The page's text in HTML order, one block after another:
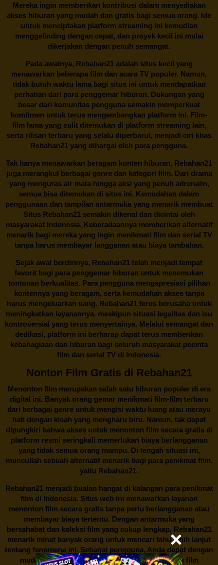
Mereka ingin memberikan kontribusi dalam menyediakan
akses hiburan yang mudah dan gratis bagi semua orang. Ide
untuk menciptakan platform streaming ini kemudian
menggelinding dengan cepat, dan proyek kecil ini mulai
dikerjakan dengan penuh semangat.
Pada awalnya, Rebahan21 adalah situs kecil yang
menawarkan beberapa film dan acara TV populer. Namun,
tidak butuh waktu lama bagi situs ini untuk mendapatkan
perhatian dari para penggemar hiburan. Dukungan yang
besar dari komunitas pengguna semakin memperkuat
komitmen untuk terus mengembangkan platform ini. Film-
film lama yang sulit ditemukan di platform streaming lain,
serta rilisan terbaru yang selalu diperbarui, menjadi ciri khas
Rebahan21 yang dihargai oleh para pengguna.
Tak hanya menawarkan beragam konten hiburan, Rebahan21
juga merangkul berbagai genre dan kategori film. Dari drama
yang menguras air mata hingga aksi yang penuh adrenalin,
semua bisa ditemukan di situs ini. Kemudahan dalam
penggunaan dan tampilan antarmuka yang menarik membuat
Situs Rebahan21semakin dikenal dan dicintai oleh
masyarakat Indonesia. Keberadaannya memberikan alternatif
menarik bagi mereka yang ingin menikmati film dan serial TV
tanpa harus membayar langganan atau biaya tambahan.
Sejak awal berdirinya, Rebahan21 telah menjadi tempat
favorit bagi para penggemar hiburan untuk menemukan
tontonan berkualitas. Para pengguna mengapresiasi pilihan
kontennya yang beragam, serta kemudahan akses tanpa
harus mengeluarkan uang. Rebahan21terus berusaha untuk
meningkatkan layanannya, meskipun situasi legalitas dan isu
kontroversial yang terus menyertainya. Melalui semangat dan
dedikasi, platform ini berharap dapat terus memberikan
kebahagiaan dan hiburan bagi seluruh masyarakat pecinta
film dan serial TV di Indonesia.
Nonton Film Gratis di Rebahan21
Menonton film merupakan salah satu hiburan populer di era
digital ini. Banyak orang gemar menikmati film-film terbaru
dari berbagai genre untuk mengisi waktu luang atau merayu
hati dengan kisah yang mengharu biru. Namun, tak dapat
dipungkiri bahwa akses untuk menonton film secara gratis di
platform resmi seringkali memerlukan biaya berlangganan
yang tidak semua orang mampu. Di tengah situasi ini,
muncullah sebuah alternatif menarik bagi para penikmat film,
yaitu Rebahan21.
Rebahan21menjadi bualan hangat di kalangan para penikmat
film di Indonesia. Situs web ini menawarkan layanan
menonton film secara gratis tanpa perlu berlangganan atau
membayar biaya tertentu. Dengan antarmuka yang
bersahabat dan koleksi film yang cukup lengkap, Rebahan21
menarik minat banyak orang untuk mencari tahu lebih lanjut
tentang fenomena ini. Sebagai pengguna, Anda dapat dengan
mudah mencari film yang ingin ditonton, baik itu film